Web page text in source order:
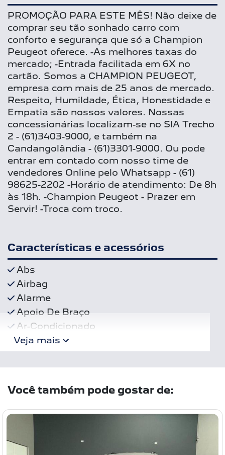
PROMOÇÃO PARA ESTE MÊS! Não deixe de
comprar seu tão sonhado carro com
conforto e segurança que só a Champion
Peugeot oferece. -As melhores taxas do
mercado; -Entrada facilitada em 6X no
cartão. Somos a CHAMPION PEUGEOT,
empresa com mais de 25 anos de mercado.
Respeito, Humildade, Ética, Honestidade e
Empatia são nossos valores. Nossas
concessionárias localizam-se no SIA Trecho
2 - (61)3403-9000, e também na
Candangolândia - (61)3301-9000. Ou pode
entrar em contado com nosso time de
vendedores Online pelo Whatsapp - (61)
98625-2202 -Horário de atendimento: De 8h
às 18h. -Champion Peugeot - Prazer em
Servir! -Troca com troco.
Características e acessórios
Abs
Airbag
Alarme
Apoio De Braço
Ar-Condicionado
Veja mais
Você também pode gostar de: